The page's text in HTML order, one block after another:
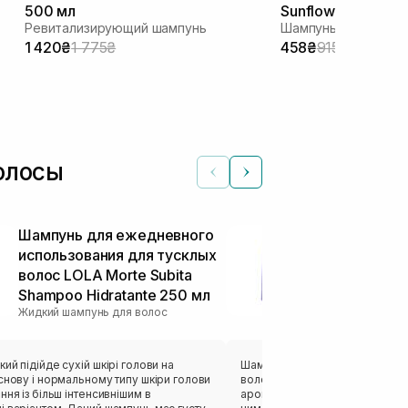
500 мл
Ревитализирующий шампунь
1 420₴1 775₴
Sunflower Scent
Шампунь для
458₴915₴
Шампунь для ежедневного
использования для тусклых
волос LOLA Morte Subita
Shampoo Hidratante 250 мл
Жидкий шампунь для волос
підійде сухій шкірі голови на
і нормальному типу шкіри голови
із більш інтенсивнішим в
Шампунь гарно піниться і
волосся,має насичений
аромат,рідкуватої